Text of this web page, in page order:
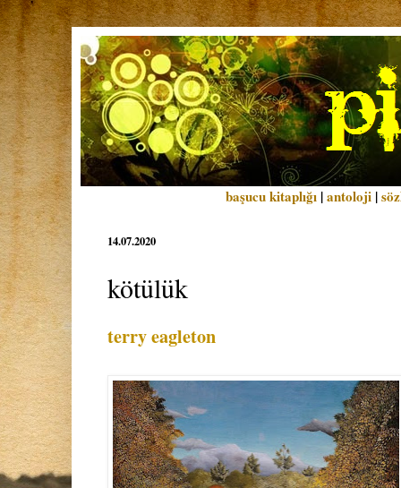
başucu kitaplığı |antoloji |
14.07.2020
kötülük
terry eagleton